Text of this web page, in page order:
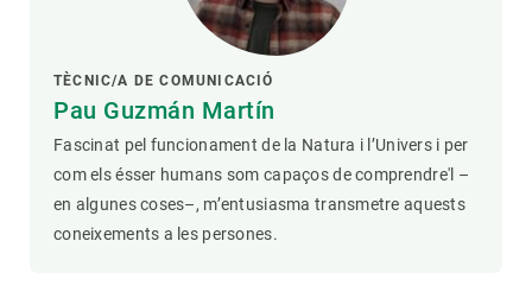
TÈCNIC/A DE COMUNICACIÓ
Pau Guzmán Martín
Fascinat pel funcionament de la Natura i l’Univers i per
com els ésser humans som capaços de comprendre'l –
en algunes coses–, m’entusiasma transmetre aquests
coneixements a les persones.